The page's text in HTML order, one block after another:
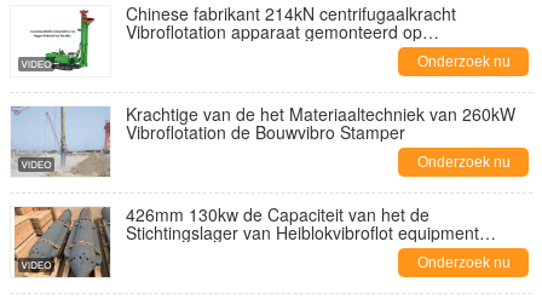
Chinese fabrikant 214kN centrifugaalkracht
Vibroflotation apparaat gemonteerd op
boorinstallatie die het energiesysteem deeltOnderzoek nu
Krachtige van de het Materiaaltechniek van 260kW
Vibroflotation de Bouwvibro Stamper
Onderzoek nu
426mm 130kw de Capaciteit van het de
Stichtingslager van Heiblokvibroflot equipment
Onderzoek nu